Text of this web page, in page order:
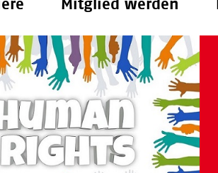
Mitglied werden